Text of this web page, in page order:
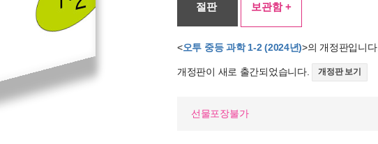
절판 보관함 +
<오투 중등 과학 1-2 (2024년)>의 개정판입니다.
개정판이 새로 출간되었습니다. 개정판 보기
선물포장불가